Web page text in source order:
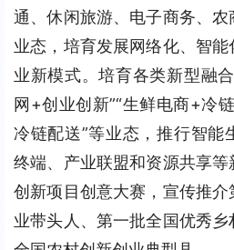
通、休闲旅游、电子商务、
业态，培育发展网络化、智
业新模式。培育各类新型融
网+创业创新”“生鲜电商+冷
冷链配送”等业态，推行智能
终端、产业联盟和资源共享
创新项目创意大赛，宣传推
业带头人、第一批全国优秀